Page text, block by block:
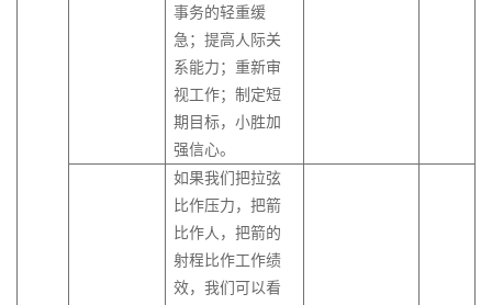
事务的轻重缓
急；提高人际关
系能力；重新审
视工作；制定短
期目标，小胜加
强信心。
如果我们把拉弦
比作压力，把箭
比作人，把箭的
射程比作工作绩
效，我们可以看